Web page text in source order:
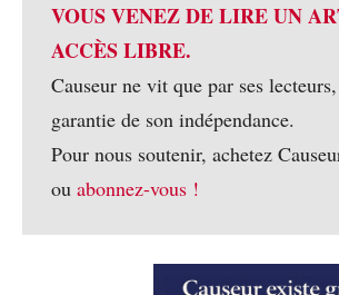
VOUS VENEZ DE LIRE UN
ACCÈS LIBRE.
Causeur ne vit que par ses
garantie de son indépendance.
Pour nous soutenir, achetez
ou abonnez-vous !